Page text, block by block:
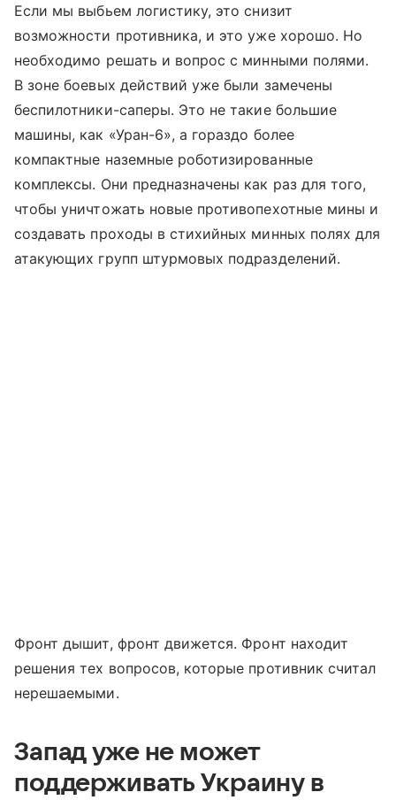
Если мы выбьем логистику, это снизит
возможности противника, и это уже хорошо. Но
необходимо решать и вопрос с минными полями.
В зоне боевых действий уже были замечены
беспилотники-саперы. Это не такие большие
машины, как «Уран-6», а гораздо более
компактные наземные роботизированные
комплексы. Они предназначены как раз для того,
чтобы уничтожать новые противопехотные мины и
создавать проходы в стихийных минных полях для
атакующих групп штурмовых подразделений.
Фронт дышит, фронт движется. Фронт находит
решения тех вопросов, которые противник считал
нерешаемыми.
Запад уже не может
поддерживать Украину в